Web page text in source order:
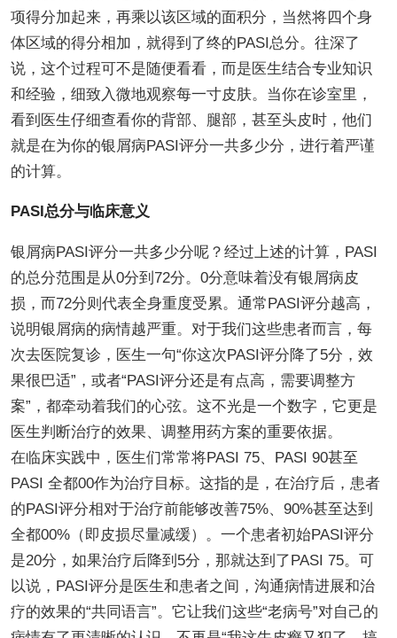
项得分加起来，再乘以该区域的面积分，当然将四个身
体区域的得分相加，就得到了终的PASI总分。往深了
说，这个过程可不是随便看看，而是医生结合专业知识
和经验，细致入微地观察每一寸皮肤。当你在诊室里，
看到医生仔细查看你的背部、腿部，甚至头皮时，他们
就是在为你的银屑病PASI评分一共多少分，进行着严谨
的计算。
PASI总分与临床意义
银屑病PASI评分一共多少分呢？经过上述的计算，PASI
的总分范围是从0分到72分。0分意味着没有银屑病皮
损，而72分则代表全身重度受累。通常PASI评分越高，
说明银屑病的病情越严重。对于我们这些患者而言，每
次去医院复诊，医生一句“你这次PASI评分降了5分，效
果很巴适”，或者“PASI评分还是有点高，需要调整方
案”，都牵动着我们的心弦。这不光是一个数字，它更是
医生判断治疗的效果、调整用药方案的重要依据。
在临床实践中，医生们常常将PASI 75、PASI 90甚至
PASI 全都00作为治疗目标。这指的是，在治疗后，患者
的PASI评分相对于治疗前能够改善75%、90%甚至达到
全都00%（即皮损尽量减缓）。一个患者初始PASI评分
是20分，如果治疗后降到5分，那就达到了PASI 75。可
以说，PASI评分是医生和患者之间，沟通病情进展和治
疗的效果的“共同语言”。它让我们这些“老病号”对自己的